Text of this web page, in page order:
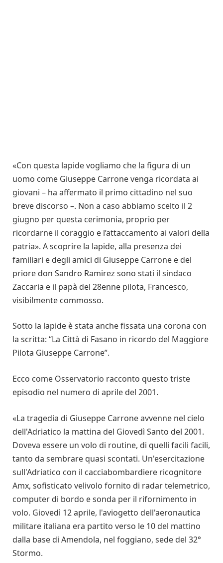
«Con questa lapide vogliamo che la figura di un
uomo come Giuseppe Carrone venga ricordata ai
giovani – ha affermato il primo cittadino nel suo
breve discorso –. Non a caso abbiamo scelto il 2
giugno per questa cerimonia, proprio per
ricordarne il coraggio e l’attaccamento ai valori della
patria». A scoprire la lapide, alla presenza dei
familiari e degli amici di Giuseppe Carrone e del
priore don Sandro Ramirez sono stati il sindaco
Zaccaria e il papà del 28enne pilota, Francesco,
visibilmente commosso.
Sotto la lapide è stata anche fissata una corona con
la scritta: “La Città di Fasano in ricordo del Maggiore
Pilota Giuseppe Carrone”.
Ecco come Osservatorio racconto questo triste
episodio nel numero di aprile del 2001.
«La tragedia di Giuseppe Carrone avvenne nel cielo
dell'Adriatico la mattina del Giovedì Santo del 2001.
Doveva essere un volo di routine, di quelli facili facili,
tanto da sembrare quasi scontati. Un'esercitazione
sull'Adriatico con il cacciabombardiere ricognitore
Amx, sofisticato velivolo fornito di radar telemetrico,
computer di bordo e sonda per il rifornimento in
volo. Giovedì 12 aprile, l'aviogetto dell'aeronautica
militare italiana era partito verso le 10 del mattino
dalla base di Amendola, nel foggiano, sede del 32°
Stormo.